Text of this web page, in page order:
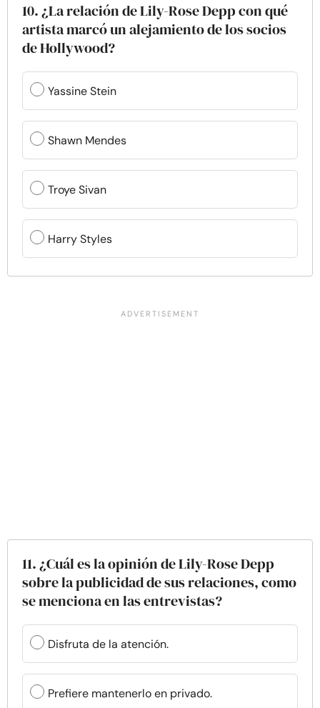
10. ¿La relación de Lily-Rose Depp con qué
artista marcó un alejamiento de los socios
de Hollywood?
Yassine Stein
Shawn Mendes
Troye Sivan
Harry Styles
11. ¿Cuál es la opinión de Lily-Rose Depp
sobre la publicidad de sus relaciones, como
se menciona en las entrevistas?
Disfruta de la atención.
Prefiere mantenerlo en privado.